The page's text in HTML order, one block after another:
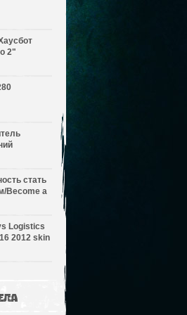
2"
стать
Become a
Logistics
2012 skin